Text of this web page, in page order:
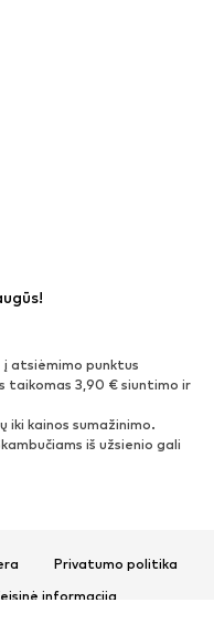
ir megzti drabužiai
batai
atsiėmimo punktus
taikomas 3,90 € siuntimo ir
iki kainos sumažinimo.
iš užsienio gali
Privatumo politika
informacija